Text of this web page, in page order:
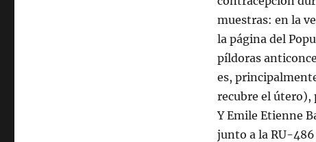
muestras: en la
la página del
píldoras
es,
recubre el útero),
Y Emile Etienne
junto a la RU-